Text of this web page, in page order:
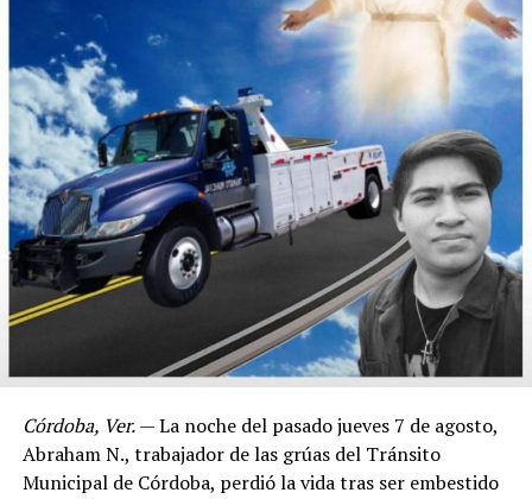
Córdoba, Ver.— La noche del pasado jueves 7 de agosto,
Abraham N., trabajador de las grúas del Tránsito
Municipal de Córdoba, perdió la vida tras ser embestido